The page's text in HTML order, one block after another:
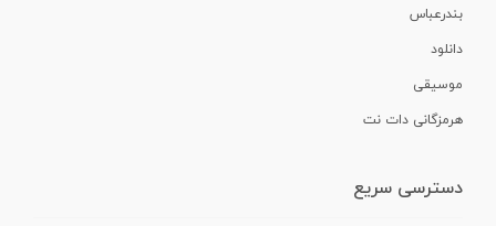
بندرعباس
دانلود
موسیقی
هرمزگانی دات نت
دسترسی سریع